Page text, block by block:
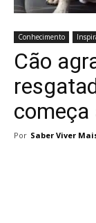
Conhecimento
Cão
começa
Por Saber Viver